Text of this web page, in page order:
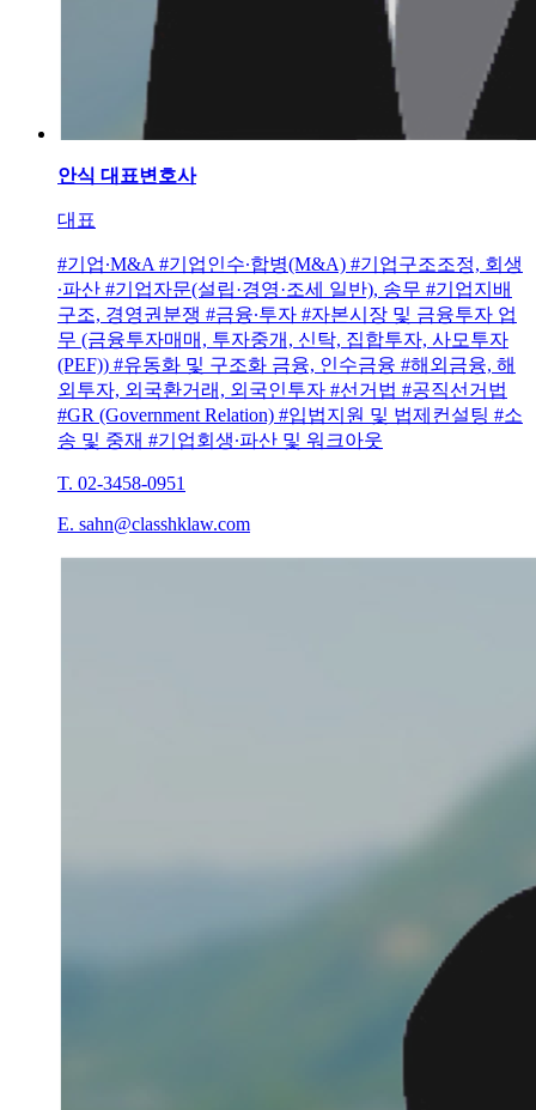
안식 대표변호사
대표
#기업∙M&A #기업인수∙합병(M&A) #기업구조조정, 회생
∙파산 #기업자문(설립·경영·조세 일반), 송무 #기업지배
구조, 경영권분쟁 #금융∙투자 #자본시장 및 금융투자 업
무 (금융투자매매, 투자중개, 신탁, 집합투자, 사모투자
(PEF)) #유동화 및 구조화 금융, 인수금융 #해외금융, 해
외투자, 외국환거래, 외국인투자 #선거법 #공직선거법
#GR (Government Relation) #입법지원 및 법제컨설팅 #소
송 및 중재 #기업회생∙파산 및 워크아웃
T. 02-3458-0951
E. sahn@classhklaw.com